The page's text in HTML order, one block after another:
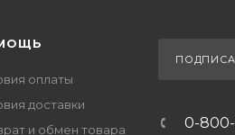
оплаты
доставки
и обмен товара
0-